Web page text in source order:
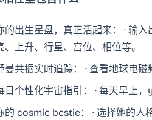
的出生星盘，真正活起来： · 输
、上升、行星、宫位、相位等。
曼共振实时追踪： · 查看地球电
日个性化宇宙指引： · 每天早上
的 cosmic bestie： · 选择她的人